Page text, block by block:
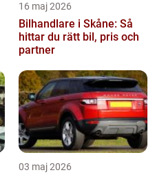
16 maj 2026
Bilhandlare i Skåne: Så
hittar du rätt bil, pris och
partner
03 maj 2026